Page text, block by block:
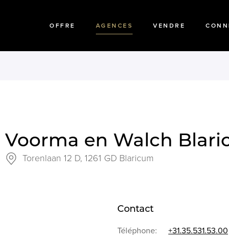
OFFRE AGENCES VENDRE
Voorma en Walch
Torenlaan 12 D, 1261 GD Blaricum
Contact
Téléphone:
+31.35.531.53.00